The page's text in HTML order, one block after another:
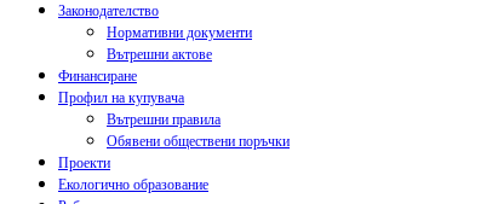
Законодателство
Нормативни документи
Вътрешни актове
Финансиране
Профил на купувача
Вътрешни правила
Обявени обществени поръчки
Проекти
Екологично образование